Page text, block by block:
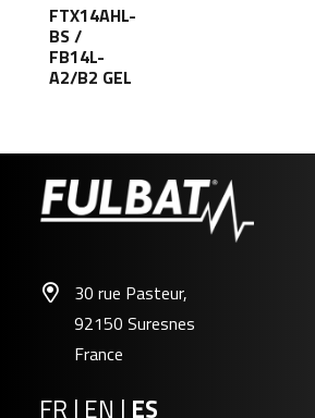
FTX14AHL-
BS /
FB14L-
A2/B2 GEL
30 rue Pasteur,
92150 Suresnes
France
FR | EN | ES